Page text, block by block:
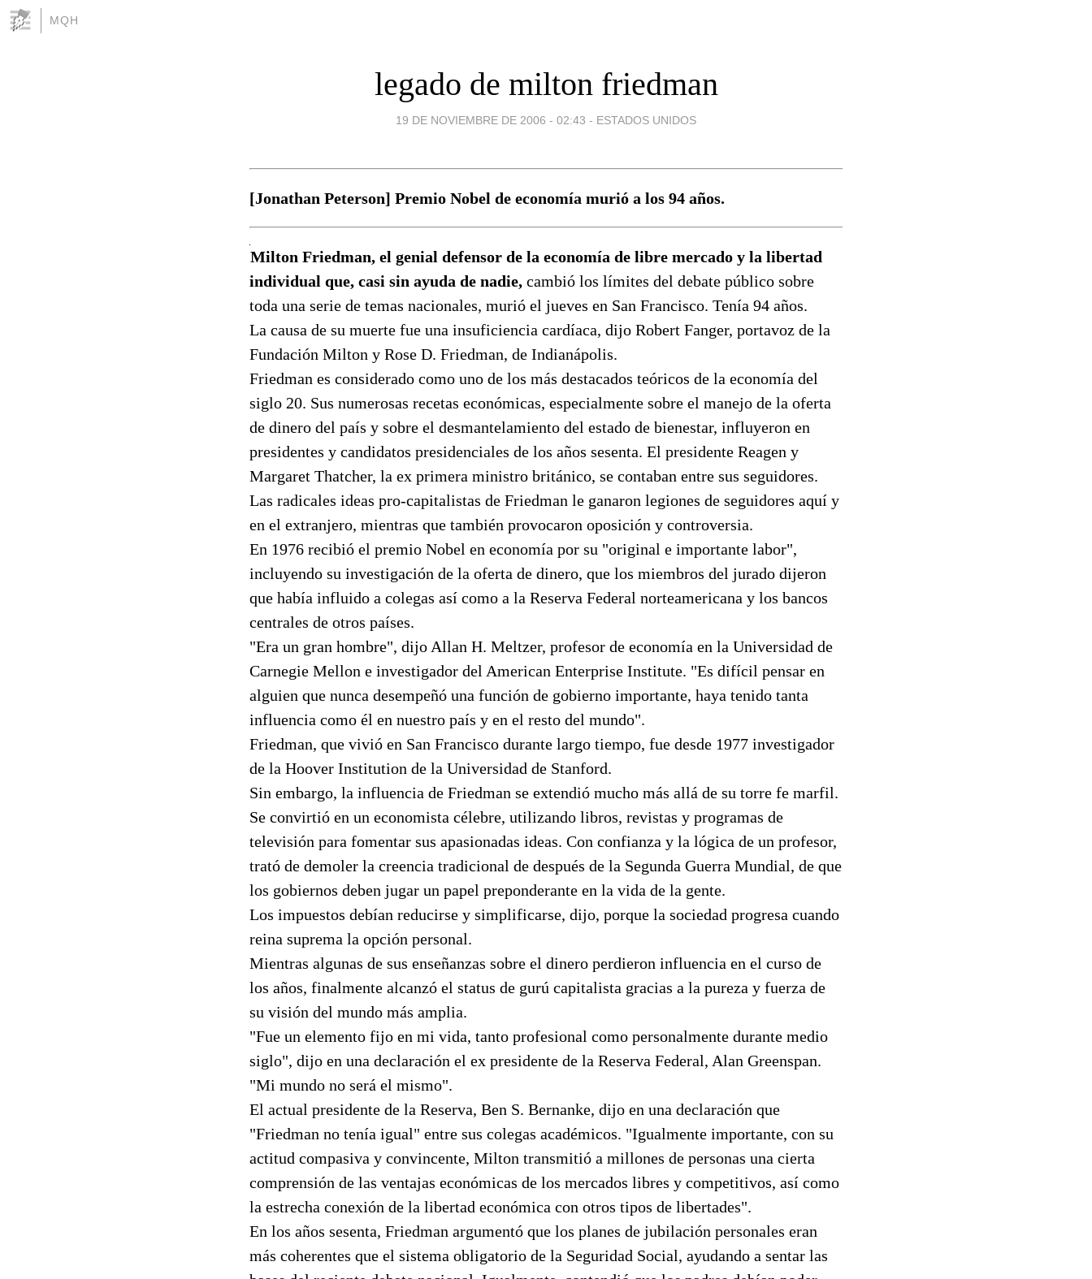
MQH
legado de milton friedman
19 DE NOVIEMBRE DE 2006 - 02:43 - ESTADOS UNIDOS
[Jonathan Peterson] Premio Nobel de economía murió a los 94 años.
Milton Friedman, el genial defensor de la economía de libre mercado y la libertad
individual que, casi sin ayuda de nadie, cambió los límites del debate público sobre
toda una serie de temas nacionales, murió el jueves en San Francisco. Tenía 94 años.
La causa de su muerte fue una insuficiencia cardíaca, dijo Robert Fanger, portavoz de la
Fundación Milton y Rose D. Friedman, de Indianápolis.
Friedman es considerado como uno de los más destacados teóricos de la economía del
siglo 20. Sus numerosas recetas económicas, especialmente sobre el manejo de la oferta
de dinero del país y sobre el desmantelamiento del estado de bienestar, influyeron en
presidentes y candidatos presidenciales de los años sesenta. El presidente Reagen y
Margaret Thatcher, la ex primera ministro británico, se contaban entre sus seguidores.
Las radicales ideas pro-capitalistas de Friedman le ganaron legiones de seguidores aquí y
en el extranjero, mientras que también provocaron oposición y controversia.
En 1976 recibió el premio Nobel en economía por su "original e importante labor",
incluyendo su investigación de la oferta de dinero, que los miembros del jurado dijeron
que había influido a colegas así como a la Reserva Federal norteamericana y los bancos
centrales de otros países.
"Era un gran hombre", dijo Allan H. Meltzer, profesor de economía en la Universidad de
Carnegie Mellon e investigador del American Enterprise Institute. "Es difícil pensar en
alguien que nunca desempeñó una función de gobierno importante, haya tenido tanta
influencia como él en nuestro país y en el resto del mundo".
Friedman, que vivió en San Francisco durante largo tiempo, fue desde 1977 investigador
de la Hoover Institution de la Universidad de Stanford.
Sin embargo, la influencia de Friedman se extendió mucho más allá de su torre fe marfil.
Se convirtió en un economista célebre, utilizando libros, revistas y programas de
televisión para fomentar sus apasionadas ideas. Con confianza y la lógica de un profesor,
trató de demoler la creencia tradicional de después de la Segunda Guerra Mundial, de que
los gobiernos deben jugar un papel preponderante en la vida de la gente.
Los impuestos debían reducirse y simplificarse, dijo, porque la sociedad progresa cuando
reina suprema la opción personal.
Mientras algunas de sus enseñanzas sobre el dinero perdieron influencia en el curso de
los años, finalmente alcanzó el status de gurú capitalista gracias a la pureza y fuerza de
su visión del mundo más amplia.
"Fue un elemento fijo en mi vida, tanto profesional como personalmente durante medio
siglo", dijo en una declaración el ex presidente de la Reserva Federal, Alan Greenspan.
"Mi mundo no será el mismo".
El actual presidente de la Reserva, Ben S. Bernanke, dijo en una declaración que
"Friedman no tenía igual" entre sus colegas académicos. "Igualmente importante, con su
actitud compasiva y convincente, Milton transmitió a millones de personas una cierta
comprensión de las ventajas económicas de los mercados libres y competitivos, así como
la estrecha conexión de la libertad económica con otros tipos de libertades".
En los años sesenta, Friedman argumentó que los planes de jubilación personales eran
más coherentes que el sistema obligatorio de la Seguridad Social, ayudando a sentar las